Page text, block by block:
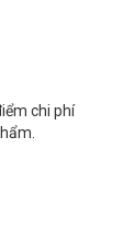
chi phí